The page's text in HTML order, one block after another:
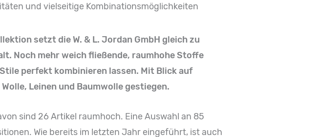
und vielseitige Kombinationsmöglichkeiten
setzt die W. & L. Jordan GmbH gleich zu
Noch mehr weich fließende, raumhohe Stoffe
perfekt kombinieren lassen. Mit Blick auf
Leinen und Baumwolle gestiegen.
sind 26 Artikel raumhoch. Eine Auswahl an 85
Wie bereits im letzten Jahr eingeführt, ist auch